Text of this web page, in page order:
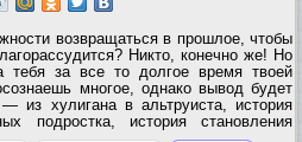
возвращаться в прошлое, чтобы
Никто, конечно же! Но
тебя за все то долгое время твоей
многое, однако вывод будет
из хулигана в альтруиста, история
подростка, история становления
других людей. Что из этого...